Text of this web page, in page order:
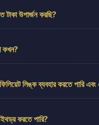
টাকা উপার্জন করছি?
কখন?
লিঙ্ক ব্যবহার করতে পারি এবং
করতে পারি?